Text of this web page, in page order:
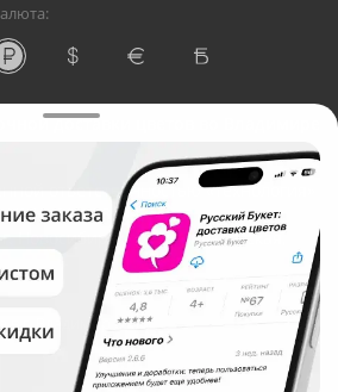
доставки цветов во Владимире
ответственностью «Технология»
ИНН: 5410081997
Новосибирск, ул. Ипподромская,
в г. Владимир